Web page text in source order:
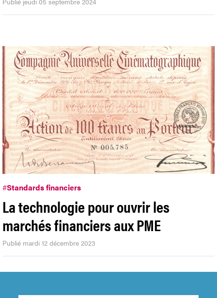
#Standards financiers
La technologie pour ouvrir les
marchés financiers aux PME
Publié mardi 12 décembre 2023